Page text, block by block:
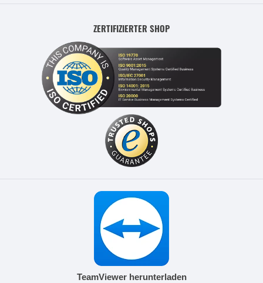
ZERTIFIZIERTER SHOP
TeamViewer herunterladen